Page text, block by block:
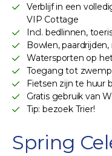
Verblijf in een
VIP Cottage
Incl. bedlinnen,
Bowlen,
Watersporten op
Toegang tot
Fietsen zijn te huur
Gratis gebruik van
Tip: bezoek Trier!
Spring